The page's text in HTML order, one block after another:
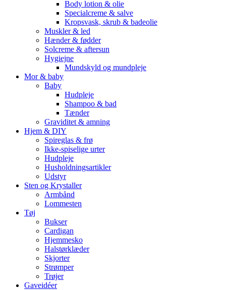
Body lotion & olie
Specialcreme & salve
Kropsvask, skrub & badeolie
Muskler & led
Hænder & fødder
Solcreme & aftersun
Hygiejne
Mundskyld og mundpleje
Mor & baby
Baby
Hudpleje
Shampoo & bad
Tænder
Graviditet & amning
Hjem & DIY
Spireglas & frø
Ikke-spiselige urter
Hudpleje
Husholdningsartikler
Udstyr
Sten og Krystaller
Armbånd
Lommesten
Tøj
Bukser
Cardigan
Hjemmesko
Halstørklæder
Skjorter
Strømper
Trøjer
Gaveidéer